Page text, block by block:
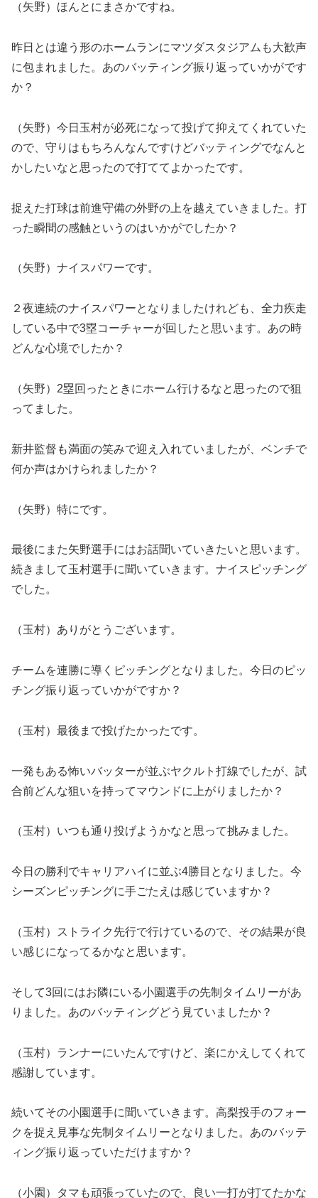
（矢野）ほんとにまさかですね。
昨日とは違う形のホームランにマツダスタジアムも大歓声
に包まれました。あのバッティング振り返っていかがです
か？
（矢野）今日玉村が必死になって投げて抑えてくれていた
ので、守りはもちろんなんですけどバッティングでなんと
かしたいなと思ったので打ててよかったです。
捉えた打球は前進守備の外野の上を越えていきました。打
った瞬間の感触というのはいかがでしたか？
（矢野）ナイスパワーです。
２夜連続のナイスパワーとなりましたけれども、全力疾走
している中で3塁コーチャーが回したと思います。あの時
どんな心境でしたか？
（矢野）2塁回ったときにホーム行けるなと思ったので狙
ってました。
新井監督も満面の笑みで迎え入れていましたが、ベンチで
何か声はかけられましたか？
（矢野）特にです。
最後にまた矢野選手にはお話聞いていきたいと思います。
続きまして玉村選手に聞いていきます。ナイスピッチング
でした。
（玉村）ありがとうございます。
チームを連勝に導くピッチングとなりました。今日のピッ
チング振り返っていかがですか？
（玉村）最後まで投げたかったです。
一発もある怖いバッターが並ぶヤクルト打線でしたが、試
合前どんな狙いを持ってマウンドに上がりましたか？
（玉村）いつも通り投げようかなと思って挑みました。
今日の勝利でキャリアハイに並ぶ4勝目となりました。今
シーズンピッチングに手ごたえは感じていますか？
（玉村）ストライク先行で行けているので、その結果が良
い感じになってるかなと思います。
そして3回にはお隣にいる小園選手の先制タイムリーがあ
りました。あのバッティングどう見ていましたか？
（玉村）ランナーにいたんですけど、楽にかえしてくれて
感謝しています。
続いてその小園選手に聞いていきます。高梨投手のフォー
クを捉え見事な先制タイムリーとなりました。あのバッテ
ィング振り返っていただけますか？
（小園）タマも頑張っていたので、良い一打が打てたかな